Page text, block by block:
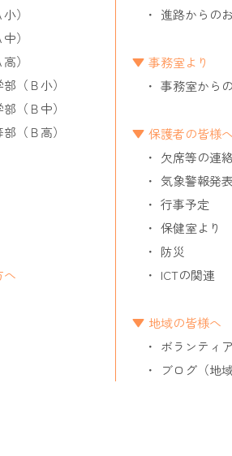
）
）
）
（Ｂ小）
（Ｂ中）
（Ｂ高）
へ
進路からの
事務室より
事務室から
保護者の皆様へ
欠席等の連
気象警報発
行事予定
保健室より
防災
ICTの関連
地域の皆様へ
ボランティ
ブログ（地